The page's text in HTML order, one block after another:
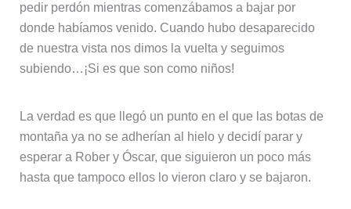
pedir perdón mientras comenzábamos a bajar por
donde habíamos venido. Cuando hubo desaparecido
de nuestra vista nos dimos la vuelta y seguimos
subiendo…¡Si es que son como niños!
La verdad es que llegó un punto en el que las botas de
montaña ya no se adherían al hielo y decidí parar y
esperar a Rober y Óscar, que siguieron un poco más
hasta que tampoco ellos lo vieron claro y se bajaron.